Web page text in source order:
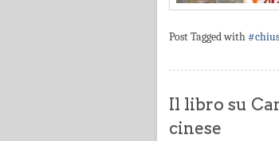
Post Tagged with
Il libro su
cinese